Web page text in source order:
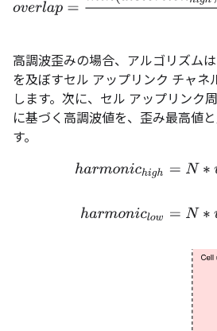
高調波歪みの場合、アルゴリズム
を及ぼすセル アップリンク チャネ
します。次に、セル アップリンク
に基づく高調波値を、歪み最高値
す。
harmonichig h= N∗ up
harmoniclo w= N∗ up